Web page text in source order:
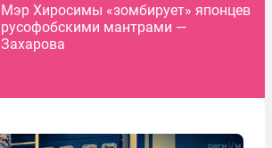
Мэр Хиросимы «зомбирует» японцев
русофобскими мантрами —
Захарова